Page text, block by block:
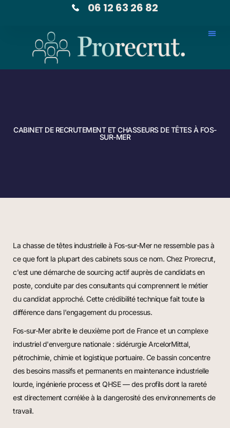
06 12 63 26 82
CABINET DE RECRUTEMENT ET CHASSEURS DE TÊTES À FOS-
SUR-MER
La chasse de têtes industrielle à Fos-sur-Mer ne ressemble pas à
ce que font la plupart des cabinets sous ce nom. Chez Prorecrut,
c'est une démarche de sourcing actif auprès de candidats en
poste, conduite par des consultants qui comprennent le métier
du candidat approché. Cette crédibilité technique fait toute la
différence dans l'engagement du processus.
Fos-sur-Mer abrite le deuxième port de France et un complexe
industriel d'envergure nationale : sidérurgie ArcelorMittal,
pétrochimie, chimie et logistique portuaire. Ce bassin concentre
des besoins massifs et permanents en maintenance industrielle
lourde, ingénierie process et QHSE — des profils dont la rareté
est directement corrélée à la dangerosité des environnements de
travail.